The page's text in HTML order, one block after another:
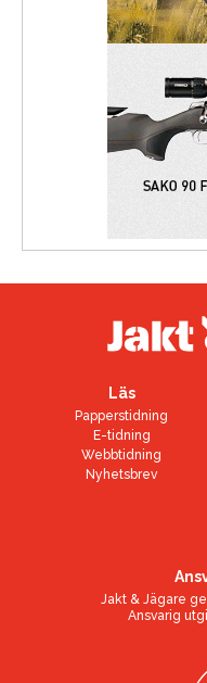
Läs
Papperstidning
E-tidning
Webbtidning
Nyhetsbrev
Jakt & Jägare
Ansvarig